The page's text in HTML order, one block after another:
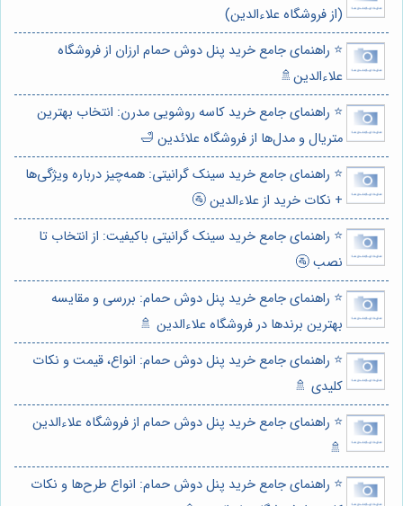
(از فروشگاه علاءالدین)
⭐️ راهنمای جامع خرید پنل دوش حمام ارزان از فروشگاه
علاءالدین🚿
⭐️ راهنمای جامع خرید کاسه روشویی مدرن: انتخاب بهترین
متریال و مدل‌ها از فروشگاه علائدین 🛁
⭐️ راهنمای جامع خرید سینک گرانیتی: همه‌چیز درباره ویژگی‌ها
+ نکات خرید از علاءالدین 🚰
⭐️ راهنمای جامع خرید سینک گرانیتی باکیفیت: از انتخاب تا
نصب 🚰
⭐️ راهنمای جامع خرید پنل دوش حمام: بررسی و مقایسه
بهترین برندها در فروشگاه علاءالدین 🚿
⭐️ راهنمای جامع خرید پنل دوش حمام: انواع، قیمت و نکات
کلیدی 🚿
⭐️ راهنمای جامع خرید پنل دوش حمام از فروشگاه علاءالدین
🚿
⭐️ راهنمای جامع خرید پنل دوش حمام: انواع طرح‌ها و نکات